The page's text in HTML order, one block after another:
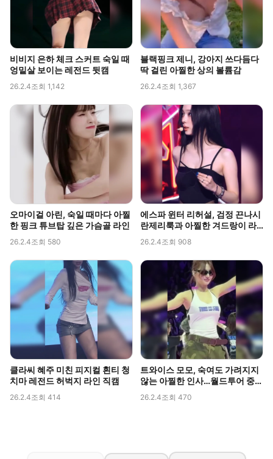
비비지 은하 체크 스커트 숙일 때
엉밑살 보이는 레전드 뒷캠
26.2.4조회 1,142
블랙핑크 제니, 강아지 쓰다듬다
딱 걸린 아찔한 상의 볼륨감
26.2.4조회 1,367
오마이걸 아린, 숙일 때마다 아찔
한 핑크 튜브탑 깊은 가슴골 라인
26.2.4조회 580
에스파 윈터 리허설, 검정 끈나시
란제리룩과 아찔한 겨드랑이 라
26.2.4조회 908
클라씨 혜주 미친 피지컬 흰티 청
치마 레전드 허벅지 라인 직캠
26.2.4조회 414
트와이스 모모, 숙여도 가려지지
않는 아찔한 인사…월드투어 중
26.2.4조회 470